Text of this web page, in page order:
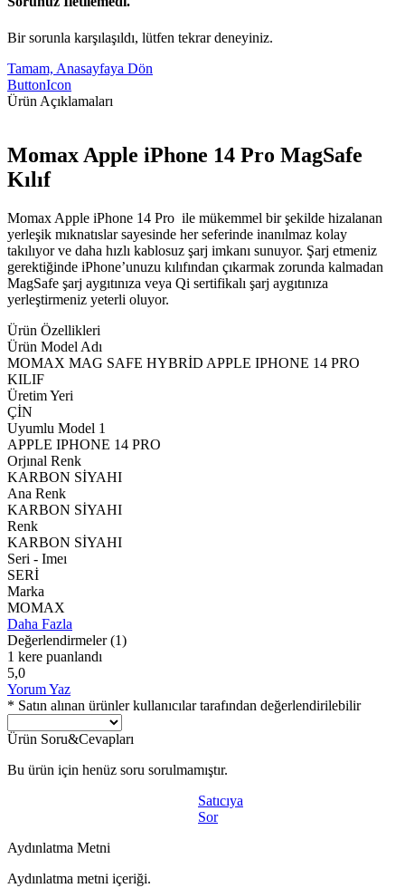
Bir sorunla karşılaşıldı, lütfen tekrar deneyiniz.
Tamam, Anasayfaya Dön
ButtonIcon
Ürün Açıklamaları
Momax Apple iPhone 14 Pro MagSafe
Kılıf
Momax Apple iPhone 14 Pro ile mükemmel bir şekilde hizalanan
yerleşik mıknatıslar sayesinde her seferinde inanılmaz kolay
takılıyor ve daha hızlı kablosuz şarj imkanı sunuyor. Şarj etmeniz
gerektiğinde iPhone’unuzu kılıfından çıkarmak zorunda kalmadan
MagSafe şarj aygıtınıza veya Qi sertifikalı şarj aygıtınıza
yerleştirmeniz yeterli oluyor.
Ürün Özellikleri
Ürün Model Adı
MOMAX MAG SAFE HYBRİD APPLE IPHONE 14 PRO
KILIF
Üretim Yeri
ÇİN
Uyumlu Model 1
APPLE IPHONE 14 PRO
Orjınal Renk
KARBON SİYAHI
Ana Renk
KARBON SİYAHI
Renk
KARBON SİYAHI
Seri - Imeı
SERİ
Marka
MOMAX
Daha Fazla
Değerlendirmeler (1)
1 kere puanlandı
5,0
Yorum Yaz
* Satın alınan ürünler kullanıcılar tarafından değerlendirilebilir
Ürün Soru&Cevapları
Bu ürün için henüz soru sorulmamıştır.
Satıcıya
Sor
Aydınlatma Metni
Aydınlatma metni içeriği.